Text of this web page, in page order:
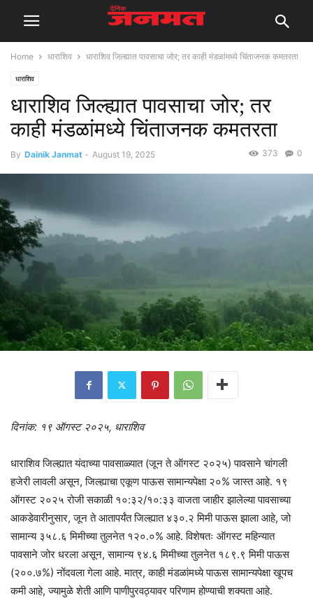
Home धाराशिव धाराशिव जिल्ह्यात पावसाचा जोर; तर काही मंडळांमध्ये चिंताजनक कमतरता
धाराशिव
धाराशिव जिल्ह्यात पावसाचा जोर; तर
काही मंडळांमध्ये चिंताजनक कमतरता
By Dainik Janmat - August 19, 2025 0
373
दिनांक: १९ ऑगस्ट २०२५, धाराशिव
धाराशिव जिल्ह्यात यंदाच्या पावसाळ्यात (जून ते ऑगस्ट २०२५) पावसाने चांगली
हजेरी लावली असून, जिल्ह्याचा एकूण पाऊस सामान्यपेक्षा २०% जास्त आहे. १९
ऑगस्ट २०२५ रोजी सकाळी १०:३२/१०:३३ वाजता जाहीर झालेल्या पावसाच्या
आकडेवारीनुसार, जून ते आतापर्यंत जिल्ह्यात ४३०.२ मिमी पाऊस झाला आहे, जो
सामान्य ३५८.६ मिमीच्या तुलनेत १२०.०% आहे. विशेषतः ऑगस्ट महिन्यात
पावसाने जोर धरला असून, सामान्य ९४.६ मिमीच्या तुलनेत १८९.९ मिमी पाऊस
(२००.७%) नोंदवला गेला आहे. मात्र, काही मंडळांमध्ये पाऊस सामान्यपेक्षा खूपच
कमी आहे, ज्यामुळे शेती आणि पाणीपुरवठ्यावर परिणाम होण्याची शक्यता आहे.